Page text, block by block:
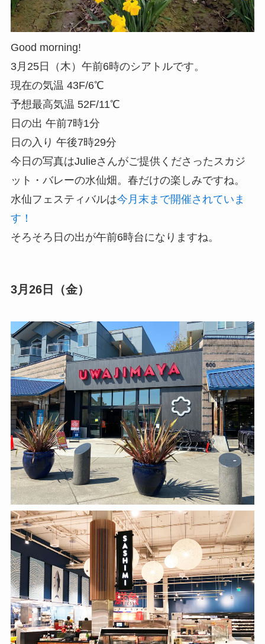
Good morning!
3月25日（木）午前6時のシアトルです。
現在の気温 43F/6℃
予想最高気温 52F/11℃
日の出 午前7時1分
日の入り 午後7時29分
今日の写真はJulieさんがご提供くださったスカジ
ット・バレーの水仙畑。春だけの楽しみですね。
水仙フェスティバルは今月末まで開催されていま
す！
そろそろ日の出が午前6時台になりますね。
3月26日（金）